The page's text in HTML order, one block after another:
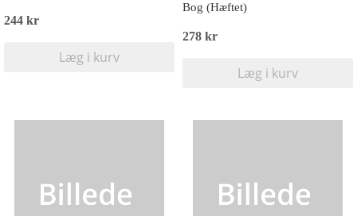
244 kr
Læg i kurv
Bog (Hæftet)
278 kr
Læg i kurv